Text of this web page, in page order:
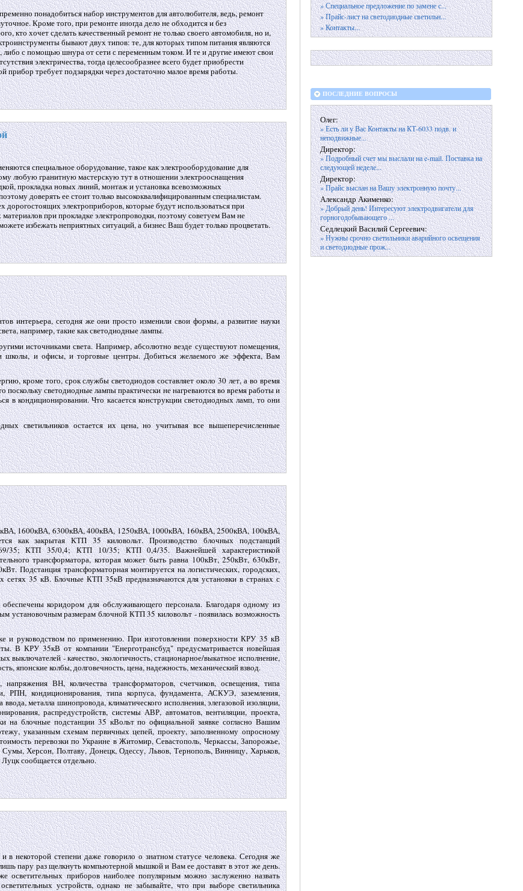
понадобиться набор инструментов для автолюбителя, ведь, ремонт
Кроме того, при ремонте иногда дело не обходится и без
кто хочет сделать качественный ремонт не только своего автомобиля, но и,
бывают двух типов: те, для которых типом питания являются
либо с помощью шнура от сети с переменным током. И те и другие имеют свои
электричества, тогда целесообразнее всего будет приобрести
прибор требует подзарядки через достаточно малое время работы.
специальное оборудование, такое как электрооборудование для
любую гранитную мастерскую тут в отношении электрооснащения
прокладка новых линий, монтаж и установка всевозможных
доверять ее стоит только высококвалифицированным специалистам.
электроприборов, которые будут использоваться при
при прокладке электропроводки, поэтому советуем Вам не
избежать неприятных ситуаций, а бизнес Ваш будет только процветать.
интерьера, сегодня же они просто изменили свои формы, а развитие науки
например, такие как светодиодные лампы.
источниками света. Например, абсолютно везде существуют помещения,
школы, и офисы, и торговые центры. Добиться желаемого же эффекта, Вам
кроме того, срок службы светодиодов составляет около 30 лет, а во время
светодиодные лампы практически не нагреваются во время работы и
в кондиционировании. Что касается конструкции светодиодных ламп, то они
светильников остается их цена, но учитывая все вышеперечисленные
1600кВА, 6300кВА, 400кВА, 1250кВА, 1000кВА, 160кВА, 2500кВА, 100кВА,
как закрытая КТП 35 киловольт. Производство блочных подстанций
35; КТП 35/0,4; КТП 10/35; КТП 0,4/35. Важнейшей характеристикой
трансформатора, которая может быть равна 100кВт, 250кВт, 630кВт,
Подстанция трансформаторная монтируется на логистических, городских,
35 кВ. Блочные КТП 35кВ предназначаются для установки в странах с
коридором для обслуживающего персонала. Благодаря одному из
размерам блочной КТП 35 киловольт - появилась возможность
и руководством по применению. При изготовлении поверхности КРУ 35 кВ
В КРУ 35кВ от компании "Енерготрансбуд" предусматривается новейшая
- качество, экологичность, стационарное/выкатное исполнение,
японские колбы, долговечность, цена, надежность, механический взвод.
ВН, количества трансформаторов, счетчиков, освещения, типа
РПН, кондиционирования, типа корпуса, фундамента, АСКУЭ, заземления,
металла шинопровода, климатического исполнения, элегазовой изоляции,
распредустройств, системы АВР, автоматов, вентиляции, проекта,
на блочные подстанции 35 кВольт по официальной заявке согласно Вашим
указанным схемам первичных цепей, проекту, заполненному опросному
перевозки по Украине в Житомир, Севастополь, Черкассы, Запорожье,
Херсон, Полтаву, Донецк, Одессу, Львов, Тернополь, Винницу, Харьков,
сообщается отдельно.
некоторой степени даже говорило о знатном статусе человека. Сегодня же
пару раз щелкнуть компьютерной мышкой и Вам ее доставят в этот же день.
приборов наиболее популярным можно заслуженно назвать
устройств, однако не забывайте, что при выборе светильника
» Специальное предложение по замене с...
» Прайс-лист на светодиодные светильн...
» Контакты...
ПОСЛЕДНИЕ ВОПРОСЫ
Олег:
» Есть ли у Вас Контакты на КТ-6033 подв. и
неподвижные...
Директор:
» Подробный счет мы выслали на e-mail. Поставка на
следующей неделе...
Директор:
» Прайс выслан на Вашу электронную почту...
Александр Акименко:
» Добрый день! Интересуют электродвигатели для
горногодобывающего ...
Седлецкий Василий Сергеевич:
» Нужны срочно светильники аварийного освещения
и светодиодные прож...